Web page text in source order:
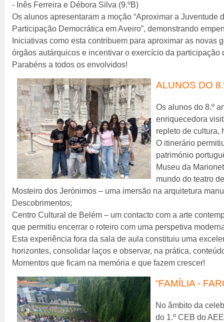
- Inês Ferreira e Débora Silva (9.ºB)
Os alunos apresentaram a moção “Aproximar a Juventude
Participação Democrática em Aveiro”, demonstrando
Iniciativas como esta contribuem para aproximar as novas
órgãos autárquicos e incentivar o exercício da participação
Parabéns a todos os envolvidos!
ALUNOS DO
Os alunos do 8.º
enriquecedora
repleto de cultura,
O itinerário
património
Museu da
mundo do teatro
Mosteiro dos Jerónimos – uma imersão na arquitetura
Descobrimentos;
Centro Cultural de Belém – um contacto com a arte
que permitiu encerrar o roteiro com uma perspetiva
Esta experiência fora da sala de aula constituiu uma
horizontes, consolidar laços e observar, na prática,
Momentos que ficam na memória e que fazem crescer!
“FAMÍLIA -
No âmbito da
do 1.º CEB do